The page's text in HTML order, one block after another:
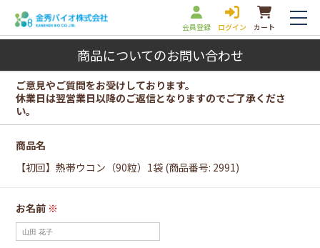
会員登録 ログイン カート
商品についてのお問い合わせ
ご意見やご質問をお受けしております。
休業日は翌営業日以降のご返信となりますのでご了承くださ
い。
商品名
【初回】熱帯ウコン（90粒）1袋 (商品番号: 2991)
お名前 ※